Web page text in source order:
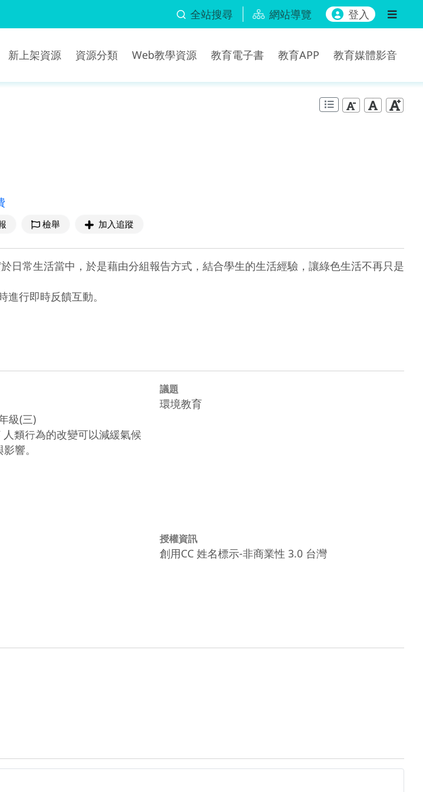
全站搜尋 網站導覽 登入
新上架資源 資源分類 Web教學資源 教育電子書 教育APP 教育媒體影音
檢舉 加入追蹤
日常生活當中，於是藉由分組報告方式，結合學生的生活經驗，讓綠色生活不再只是
行即時反饋互動。
級(三)
類行為的改變可以減緩氣候
響。
議題
環境教育
授權資訊
創用CC 姓名標示-非商業性 3.0 台灣